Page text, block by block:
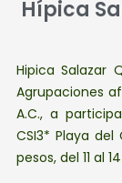
Hípica
Hipica Salazar
Agrupaciones
A.C., a
CSI3* Playa
pesos, del 11 al